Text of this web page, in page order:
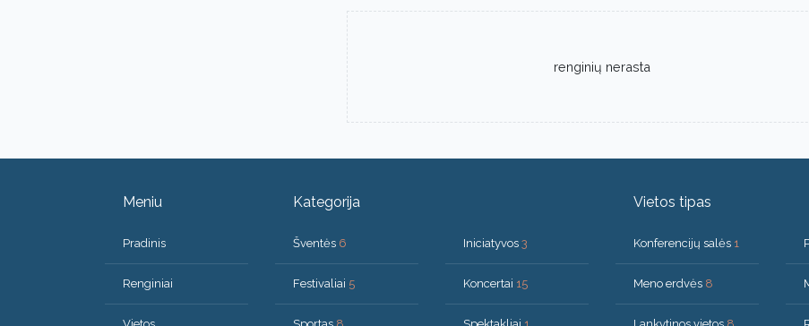
renginių nerasta
Meniu
Pradinis
Renginiai
Kategorija
Šventės 6
Festivaliai 5
Iniciatyvos 3
Koncertai 15
Vietos tipas
Konferencijų salės 1
Meno erdvės 8